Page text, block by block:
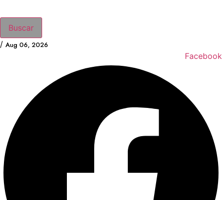
Buscar
/ Aug 06, 2026
Facebook